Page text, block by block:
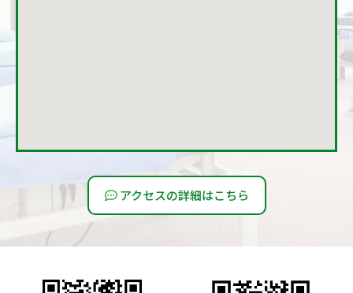
アクセスの詳細はこちら